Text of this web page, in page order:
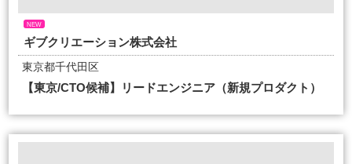
NEW
ギブクリエーション株式会社
東京都千代田区
【東京/CTO候補】リードエンジニア（新規プロダクト）